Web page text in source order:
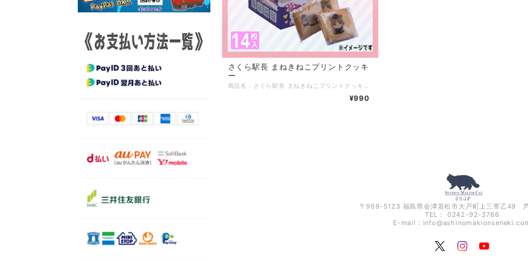
さくら駅長 まねきねこプリントクッキ
ー
¥990
〒969-5123 福島県会津若松市大戸町上三寄乙49
TEL： 0242-92-3766
E-mail：